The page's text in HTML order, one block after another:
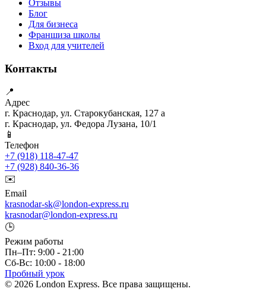
Отзывы
Блог
Для бизнеса
Франшиза школы
Вход для учителей
Контакты
📍
Адрес
г. Краснодар, ул. Старокубанская, 127 а
г. Краснодар, ул. Федора Лузана, 10/1
📱
Телефон
+7 (918) 118-47-47
+7 (928) 840-36-36
✉️
Email
krasnodar-sk@london-express.ru
krasnodar@london-express.ru
🕒
Режим работы
Пн–Пт: 9:00 - 21:00
Сб-Вс: 10:00 - 18:00
Пробный урок
© 2026 London Express. Все права защищены.